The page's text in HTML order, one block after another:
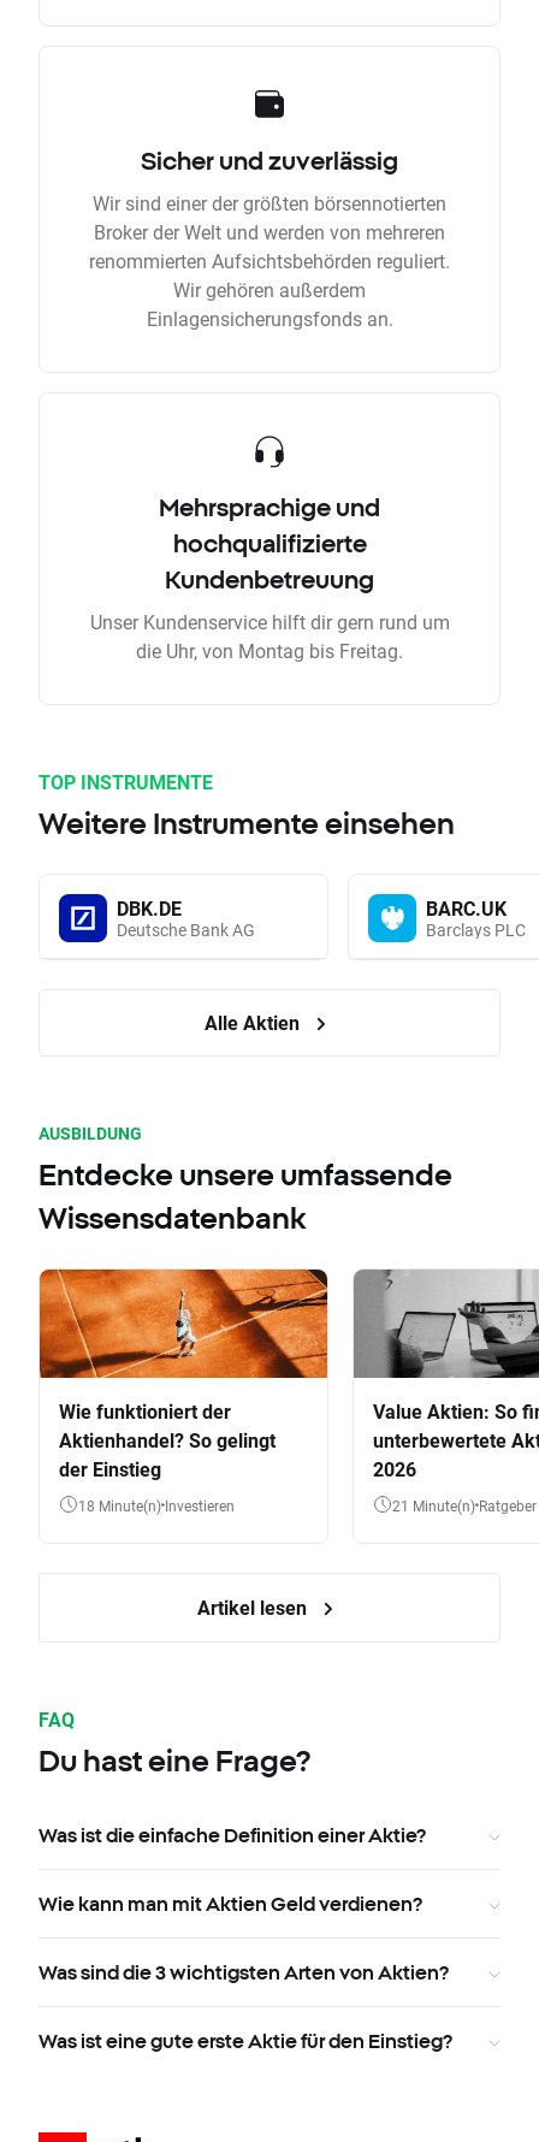
Sicher und zuverlässig
Wir sind einer der größten börsennotierten
Broker der Welt und werden von mehreren
renommierten Aufsichtsbehörden reguliert.
Wir gehören außerdem
Einlagensicherungsfonds an.
Mehrsprachige und
hochqualifizierte
Kundenbetreuung
Unser Kundenservice hilft dir gern rund um
die Uhr, von Montag bis Freitag.
TOP INSTRUMENTE
Weitere Instrumente einsehen
DBK.DE
Deutsche Bank AG
BARC.UK
Barclays PLC
Alle Aktien
AUSBILDUNG
Entdecke unsere umfassende
Wissensdatenbank
Wie funktioniert der
Aktienhandel? So gelingt
der Einstieg
18 Minute(n) Investieren
Value Aktien: So
unterbewertete
2026
21 Minute(n) Ratgeber
Artikel lesen
FAQ
Du hast eine Frage?
Was ist die einfache Definition einer Aktie?
Wie kann man mit Aktien Geld verdienen?
Was sind die 3 wichtigsten Arten von Aktien?
Was ist eine gute erste Aktie für den Einstieg?